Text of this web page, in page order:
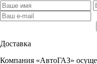
Доставка
Компания «АвтоГАЗ»